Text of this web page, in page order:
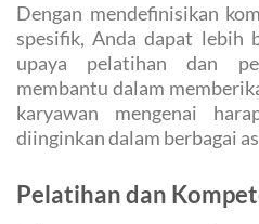
Dengan mendefinisikan
spesifik, Anda dapat lebih
upaya pelatihan dan
membantu dalam
karyawan mengenai
diinginkan dalam berbagai
Pelatihan dan